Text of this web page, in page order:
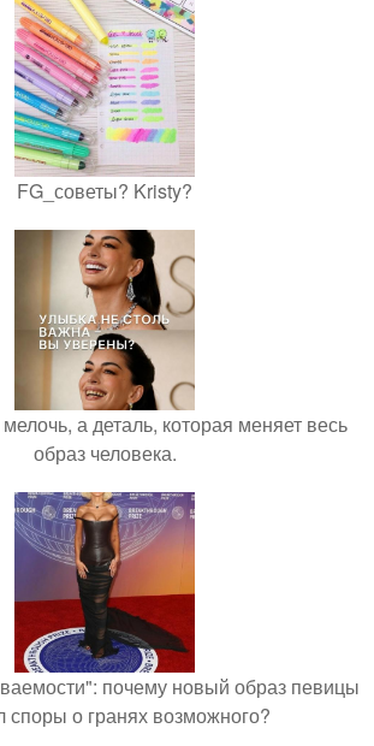
FG_советы? Kristy?
а деталь, которая меняет весь
образ человека.
почему новый образ певицы
споры о гранях возможного?